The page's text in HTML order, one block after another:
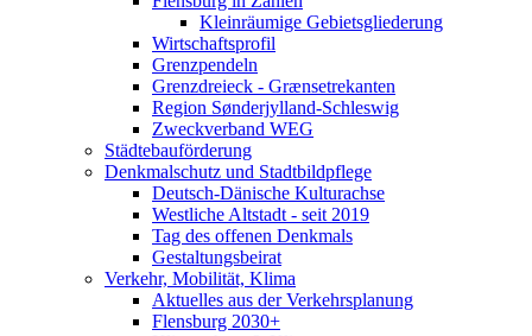
Kleinräumige Gebietsgliederung
Wirtschaftsprofil
Grenzpendeln
Grenzdreieck - Grænsetrekanten
Region Sønderjylland-Schleswig
Zweckverband WEG
Städtebauförderung
Denkmalschutz und Stadtbildpflege
Deutsch-Dänische Kulturachse
Westliche Altstadt - seit 2019
Tag des offenen Denkmals
Gestaltungsbeirat
Verkehr, Mobilität, Klima
Aktuelles aus der Verkehrsplanung
Flensburg 2030+